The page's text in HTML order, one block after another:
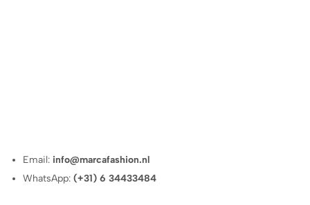
Email: info@marcafashion.nl
WhatsApp:(+31) 6 34433484